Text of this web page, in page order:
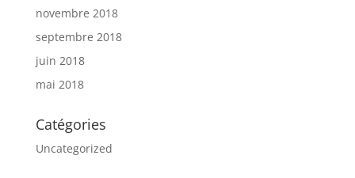
novembre 2018
septembre 2018
juin 2018
mai 2018
Catégories
Uncategorized